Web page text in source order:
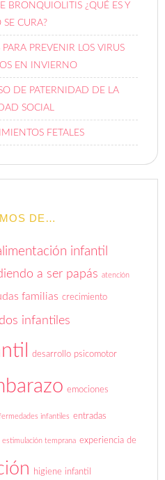
BRONQUIOLITIS ¿QUÉ ES Y
CURA?
PREVENIR LOS VIRUS
EN INVIERNO
DE PATERNIDAD DE LA
SOCIAL
FETALES
DE…
infantil
a ser papás atención
familias crecimiento
infantiles
desarrollo psicomotor
emociones
infantiles entradas
estimulación temprana experiencia de
higiene infantil